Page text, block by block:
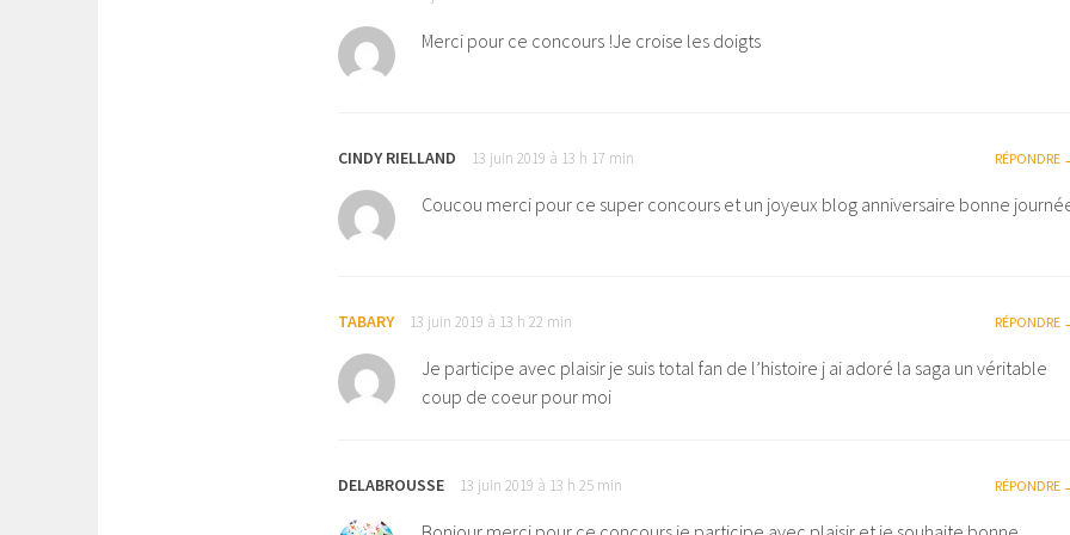
Merci pour ce concours !Je croise les doigts
CINDY RIELLAND 13 juin 2019 à 13 h 17 min RÉPONDRE
Coucou merci pour ce super concours et un joyeux blog anniversaire bonne
TABARY 13 juin 2019 à 13 h 22 min RÉPONDRE
Je participe avec plaisir je suis total fan de l’histoire j ai adoré la saga un véritable
coup de coeur pour moi
DELABROUSSE 13 juin 2019 à 13 h 25 min RÉPONDRE